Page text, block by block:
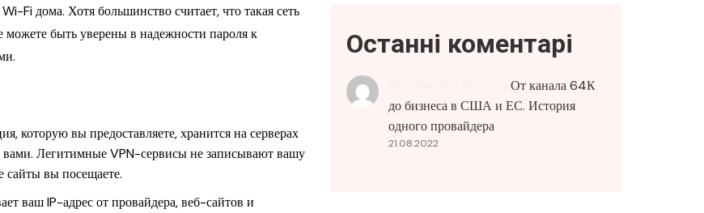
Fi дома. Хотя большинство считает, что такая сеть
можете быть уверены в надежности пароля к
вы предоставляете, хранится на серверах
вами. Легитимные VPN-сервисы не записывают вашу
сайты вы посещаете.
ваш IP-адрес от провайдера, веб-сайтов и
Останні коментарі
От канала 64К
до бизнеса в США и ЕС. История
одного провайдера
21.08.2022